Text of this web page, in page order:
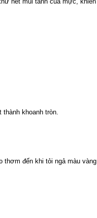
khoanh tròn.
thơm đến khi tỏi ngả màu vàng